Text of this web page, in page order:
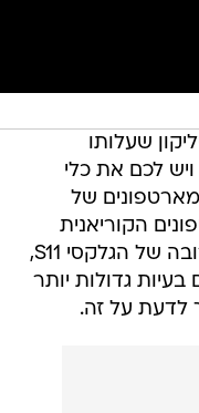
שעלותו
לכם את כלי
של
הקוריאנית
פועלת נמרצות על ההשקה הקרובה של הגלקסי S11,
גדולות יותר
לדעת על זה.